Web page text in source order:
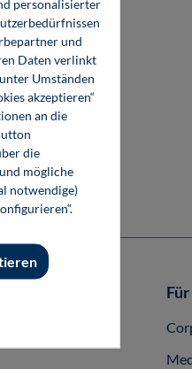
personalisierter
und
Daten verlinkt
Umständen
akzeptieren“
an die
die
mögliche
notwendige)